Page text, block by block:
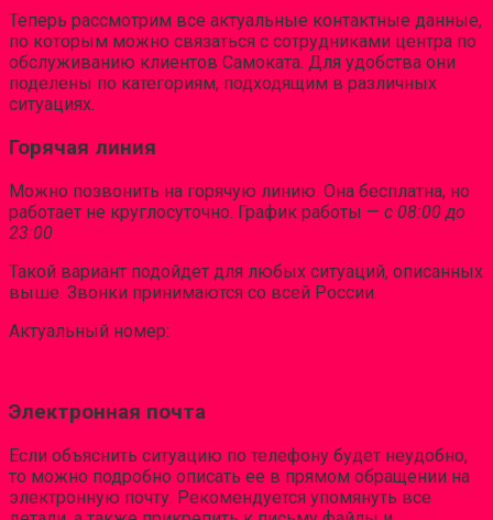
Теперь рассмотрим все актуальные контактные данные,
по которым можно связаться с сотрудниками центра по
обслуживанию клиентов Самоката. Для удобства они
поделены по категориям, подходящим в различных
ситуациях.
Горячая линия
Можно позвонить на горячую линию. Она бесплатна, но
работает не круглосуточно. График работы — с 08:00 до
23:00.
Такой вариант подойдет для любых ситуаций, описанных
выше. Звонки принимаются со всей России.
Актуальный номер:
Электронная почта
Если объяснить ситуацию по телефону будет неудобно,
то можно подробно описать ее в прямом обращении на
электронную почту. Рекомендуется упомянуть все